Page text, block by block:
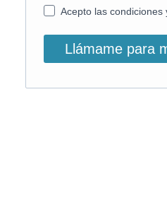
Acepto las condiciones
Llámame para